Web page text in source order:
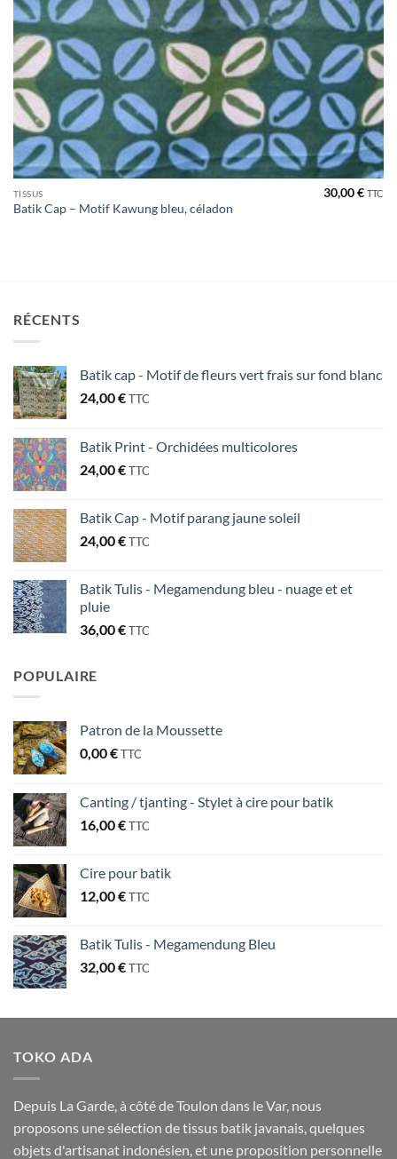
TISSUS
Batik Cap – Motif Kawung bleu, céladon
30,00€ TTC
RÉCENTS
Batik cap - Motif de fleurs vert frais sur fond blanc
24,00€TTC
Batik Print - Orchidées multicolores
24,00€TTC
Batik Cap - Motif parang jaune soleil
24,00€TTC
Batik Tulis - Megamendung bleu - nuage et et
pluie
36,00€TTC
POPULAIRE
Patron de la Moussette
0,00€TTC
Canting / tjanting - Stylet à cire pour batik
16,00€TTC
Cire pour batik
12,00€TTC
Batik Tulis - Megamendung Bleu
32,00€TTC
TOKO ADA
Depuis La Garde, à côté de Toulon dans le Var, nous
proposons une sélection de tissus batik javanais, quelques
objets d'artisanat indonésien, et une proposition personnelle